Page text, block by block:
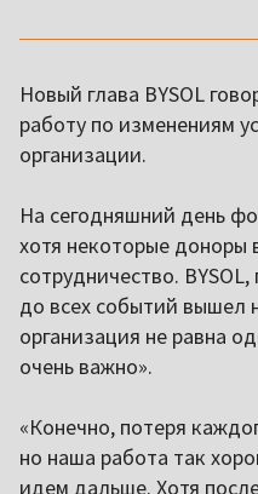
Новый глава BYSOL
работу по изменениям
организации.
На сегодняшний день
хотя некоторые доноры
сотрудничество.
до всех событий вышел
организация не равна
очень важно».
«Конечно, потеря
но наша работа так
идем дальше. Хотя